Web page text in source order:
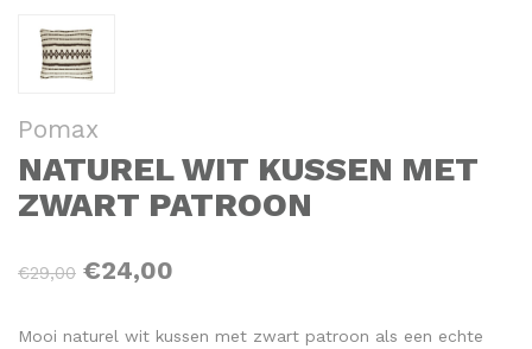
Pomax
NATUREL WIT KUSSEN MET
ZWART PATROON
€29,00 €24,00
Mooi naturel wit kussen met zwart patroon als een echte